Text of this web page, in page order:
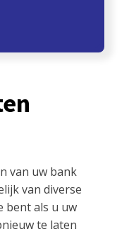
van uw bank
van diverse
bent als u uw
te laten